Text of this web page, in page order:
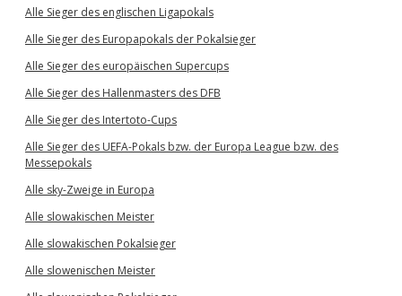
Alle Sieger des englischen Ligapokals
Alle Sieger des Europapokals der Pokalsieger
Alle Sieger des europäischen Supercups
Alle Sieger des Hallenmasters des DFB
Alle Sieger des Intertoto-Cups
Alle Sieger des UEFA-Pokals bzw. der Europa League bzw. des
Messepokals
Alle sky-Zweige in Europa
Alle slowakischen Meister
Alle slowakischen Pokalsieger
Alle slowenischen Meister